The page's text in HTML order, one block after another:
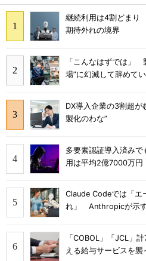
継続利用は4割どまり
期待外れの境界
「こんなはずでは」
場”に幻滅して辞めてい
DX導入企業の3割超
製化のわな”
多要素認証導入済み
用は平均2億7000万円
Claude Codeでは「エ
れ」 Anthropicが示
「COBOL」「JCL」
える給与サービスを襲